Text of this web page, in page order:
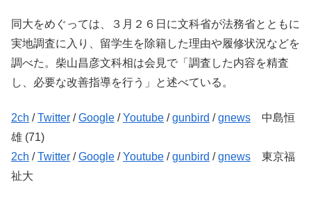
同大をめぐっては、３月２６日に文科省が法務省とともに
実地調査に入り、留学生を除籍した理由や履修状況などを
調べた。柴山昌彦文科相は会見で「調査した内容を精査
し、必要な改善指導を行う」と述べている。
2ch /Twitter /Google /Youtube /gunbird /gnews 中島恒
雄 (71)
2ch /Twitter /Google /Youtube /gunbird /gnews 東京福
祉大